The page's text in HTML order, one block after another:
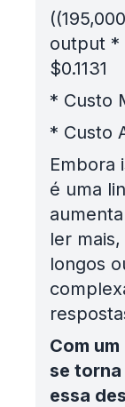
output *
$0.1131
* Custo
* Custo
Embora
é uma
ler
longos
Com
se
essa